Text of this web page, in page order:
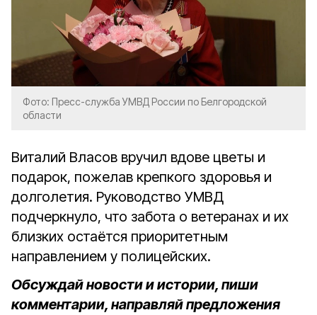
Фото: Пресс-служба УМВД России по Белгородской
области
Виталий Власов вручил вдове цветы и
подарок, пожелав крепкого здоровья и
долголетия. Руководство УМВД
подчеркнуло, что забота о ветеранах и их
близких остаётся приоритетным
направлением у полицейских.
Обсуждай новости и истории, пиши
комментарии, направляй предложения